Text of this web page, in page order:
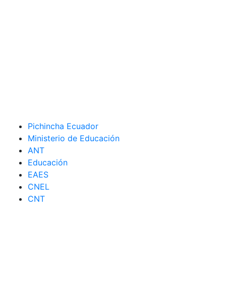
Pichincha Ecuador
Ministerio de Educación
ANT
Educación
EAES
CNEL
CNT